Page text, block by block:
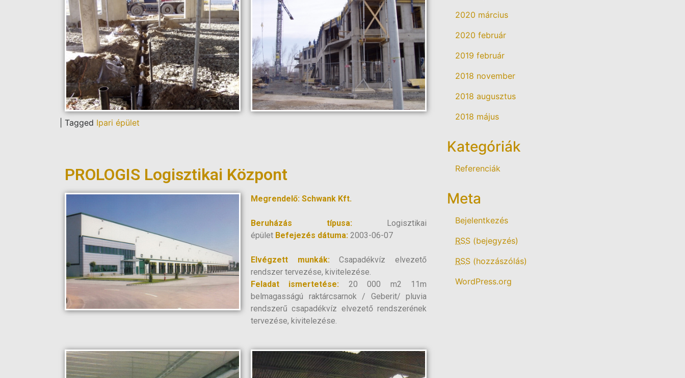
Tagged Ipari épület
PROLOGIS Logisztikai Központ
Megrendelő: Schwank Kft.
Beruházás típusa: Logisztikai
épület Befejezés dátuma: 2003-06-07
Elvégzett munkák:Csapadékvíz elvezető
rendszer tervezése, kivitelezése.
Feladat ismertetése: 20 000 m2 11m
belmagasságú raktárcsarnok / Geberit/ pluvia
rendszerű csapadékvíz elvezető rendszerének
tervezése, kivitelezése.
2020 március
2020 február
2019 február
2018 november
2018 augusztus
2018 május
Kategóriák
Referenciák
Meta
Bejelentkezés
RSS (bejegyzés)
RSS (hozzászólás)
WordPress.org